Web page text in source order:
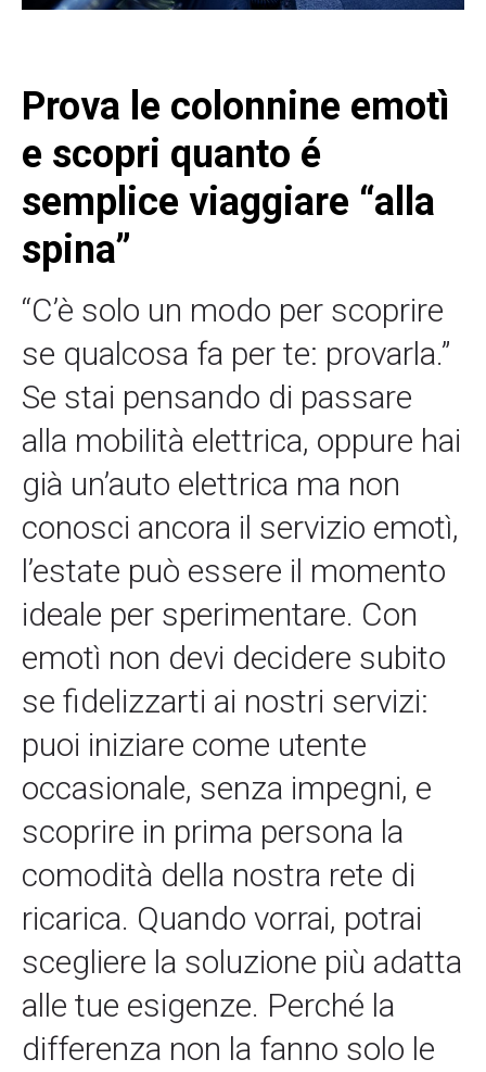
Prova le colonnine emotì
e scopri quanto é
semplice viaggiare “alla
spina”
“C’è solo un modo per scoprire
se qualcosa fa per te: provarla.”
Se stai pensando di passare
alla mobilità elettrica, oppure hai
già un’auto elettrica ma non
conosci ancora il servizio emotì,
l’estate può essere il momento
ideale per sperimentare. Con
emotì non devi decidere subito
se fidelizzarti ai nostri servizi:
puoi iniziare come utente
occasionale, senza impegni, e
scoprire in prima persona la
comodità della nostra rete di
ricarica. Quando vorrai, potrai
scegliere la soluzione più adatta
alle tue esigenze. Perché la
differenza non la fanno solo le